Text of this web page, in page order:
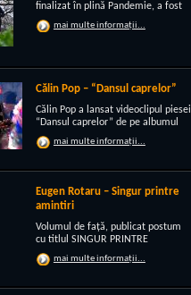
finalizat în plină Pandemie, a fost
conceput, pe de-a intregul, de
rocker-ul Călin Pop, inconfundabil
publică electrizantă, de
experimentat vocalist […]
mai multe informații...
Călin Pop – “Dansul caprelor”
Călin Pop a lansat videoclipul piesei
“Dansul caprelor” de pe albumul
“Ritual de iarnă”. Premiera a avut
loc pe 27.12.2020 pe canalul
Jocul caprei este un obicei întâlnit
în perioada […]
mai multe informații...
Eugen Rotaru – Singur printre
amintiri
Volumul de față, publicat postum
cu titlul SINGUR PRINTRE
AMINTIRI, este o confesiune a lui
Eugen Rotaru despre bunii lui
unul, și l-au lăsat din ce în ce mai
mai multe informații...